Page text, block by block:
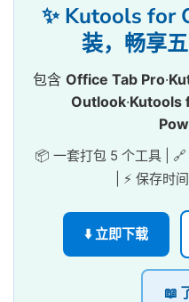
✨ Kutools
装，畅享
包含 Office Tab Pro·
Outlook·Kutools
📦 一套打包 5 个工具 |
| ⚡ 保存时
⬇️ 立即下载
📖